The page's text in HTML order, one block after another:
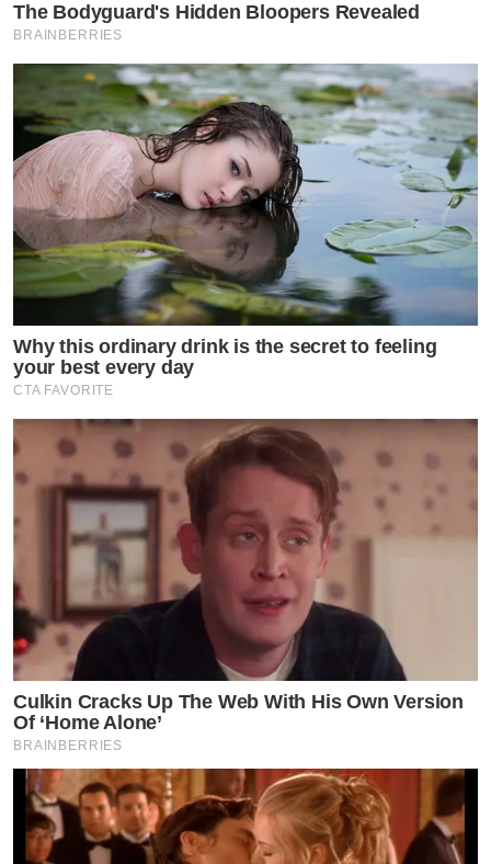
The Bodyguard's Hidden Bloopers Revealed
BRAINBERRIES
Why this ordinary drink is the secret to feeling
your best every day
CTA FAVORITE
Culkin Cracks Up The Web With His Own Version
Of ‘Home Alone’
BRAINBERRIES